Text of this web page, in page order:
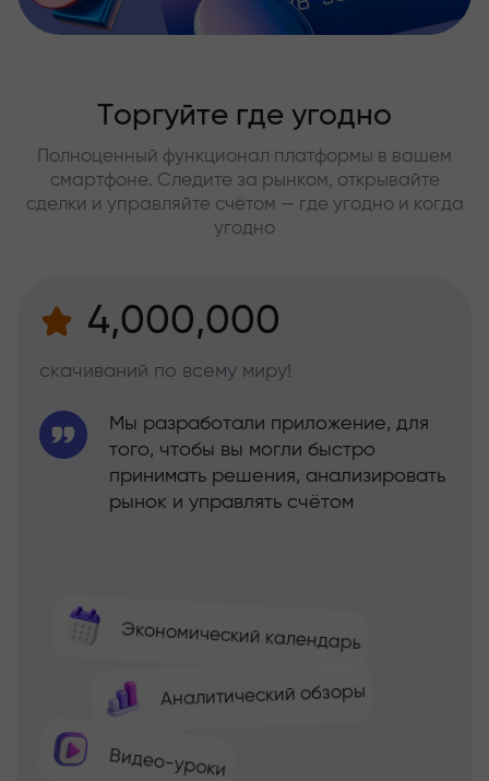
Торгуйте где угодно
Полноценный функционал платформы в вашем
смартфоне. Следите за рынком, открывайте
сделки и управляйте счётом — где угодно и когда
угодно
4,000,000
скачиваний по всему миру!
Экономический календарь
Аналитический обзоры
Видео-уроки
Мы разработали приложение, для
того, чтобы вы могли быстро
принимать решения, анализировать
рынок и управлять счётом